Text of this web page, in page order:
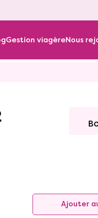
Gestion viagèreNous
Ajouter